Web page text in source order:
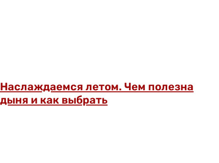
Наслаждаемся летом. Чем полезна
дыня и как выбрать